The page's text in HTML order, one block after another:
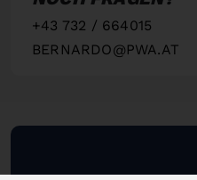
+43 732 / 664015
BERNARDO@PWA.AT